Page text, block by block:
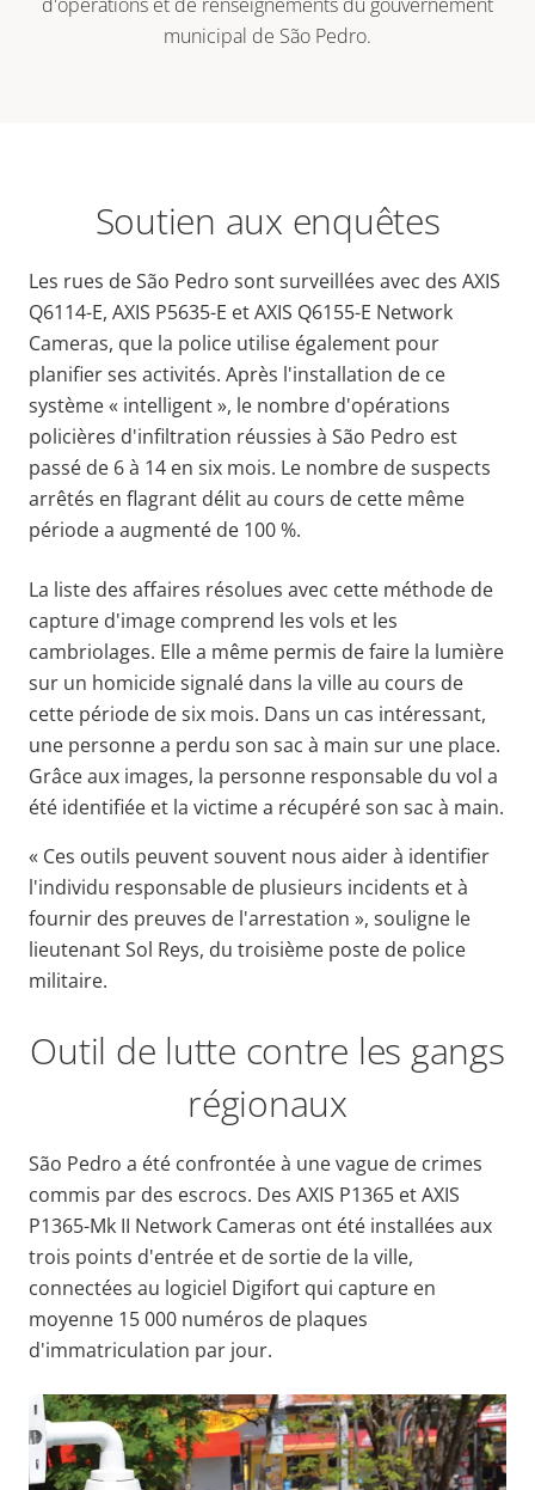
municipal de São Pedro.
Soutien aux enquêtes
Les rues de São Pedro sont surveillées avec des AXIS
Q6114-E, AXIS P5635-E et AXIS Q6155-E Network
Cameras, que la police utilise également pour
planifier ses activités. Après l'installation de ce
système « intelligent », le nombre d'opérations
policières d'infiltration réussies à São Pedro est
passé de 6 à 14 en six mois. Le nombre de suspects
arrêtés en flagrant délit au cours de cette même
période a augmenté de 100 %.
La liste des affaires résolues avec cette méthode de
capture d'image comprend les vols et les
cambriolages. Elle a même permis de faire la lumière
sur un homicide signalé dans la ville au cours de
cette période de six mois. Dans un cas intéressant,
une personne a perdu son sac à main sur une place.
Grâce aux images, la personne responsable du vol a
été identifiée et la victime a récupéré son sac à main.
« Ces outils peuvent souvent nous aider à identifier
l'individu responsable de plusieurs incidents et à
fournir des preuves de l'arrestation », souligne le
lieutenant Sol Reys, du troisième poste de police
militaire.
Outil de lutte contre les gangs
régionaux
São Pedro a été confrontée à une vague de crimes
commis par des escrocs. Des AXIS P1365 et AXIS
P1365-Mk II Network Cameras ont été installées aux
trois points d'entrée et de sortie de la ville,
connectées au logiciel Digifort qui capture en
moyenne 15 000 numéros de plaques
d'immatriculation par jour.